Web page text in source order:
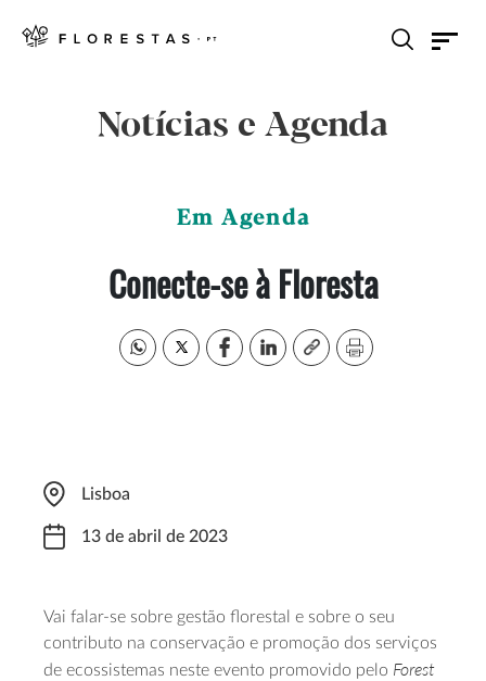
Notícias e Agenda
Em Agenda
Conecte-se à Floresta
Lisboa
13 de abril de 2023
Vai falar-se sobre gestão florestal e sobre o seu
contributo na conservação e promoção dos serviços
de ecossistemas neste evento promovido pelo Forest